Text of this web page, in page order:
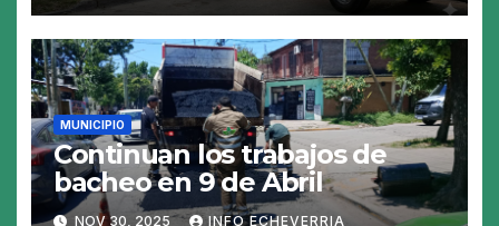
MUNICIPIO
Continuan los trabajos de
bacheo en 9 de Abril
NOV 30, 2025 INFO ECHEVERRIA